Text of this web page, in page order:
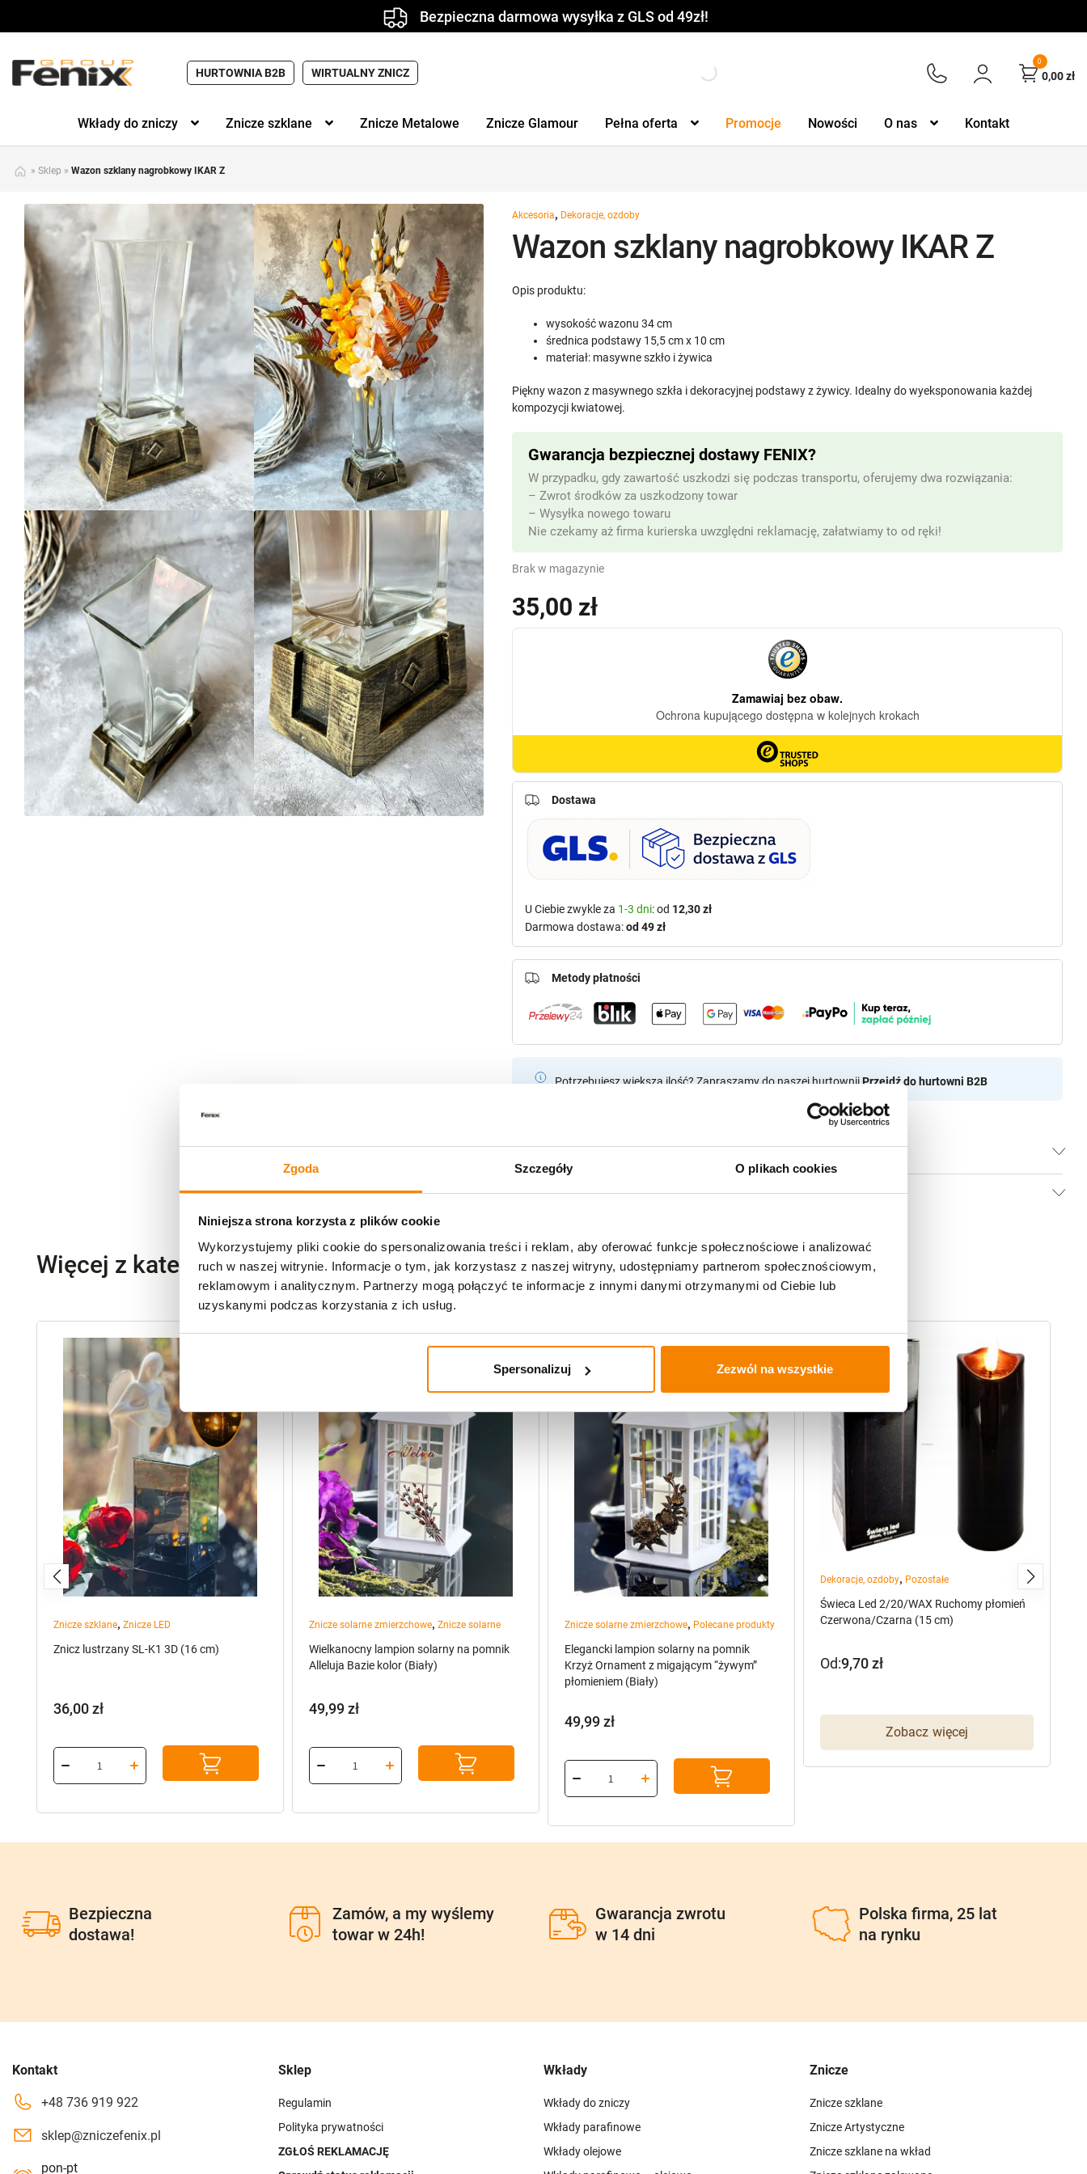
Zgoda Szczegóły O plikach cookies
Niniejsza strona korzysta z plików cookie
Wykorzystujemy pliki cookie do spersonalizowania treści i reklam, aby oferować funkcje społecznościowe i analizować
ruch w naszej witrynie. Informacje o tym, jak korzystasz z naszej witryny, udostępniamy partnerom społecznościowym,
reklamowym i analitycznym. Partnerzy mogą połączyć te informacje z innymi danymi otrzymanymi od Ciebie lub
uzyskanymi podczas korzystania z ich usług.
Spersonalizuj Zezwól na wszystkie
Bezpieczna darmowa wysyłka z GLS od 49zł!
HURTOWNIA B2B WIRTUALNY ZNICZ
0
0,00zł
Wkłady do zniczy Znicze szklane Znicze Metalowe Znicze Glamour Pełna oferta Promocje Nowości O nas Kontakt
» Sklep » Wazon szklany nagrobkowy IKAR Z
Akcesoria, Dekoracje, ozdoby
Wazon szklany nagrobkowy IKAR Z
35,00 zł
Opis produktu:
wysokość wazonu 34 cm
średnica podstawy 15,5 cm x 10 cm
materiał: masywne szkło i żywica
Piękny wazon z masywnego szkła i dekoracyjnej podstawy z żywicy. Idealny do wyeksponowania każdej
kompozycji kwiatowej.
Brak w magazynie
Gwarancja bezpiecznej dostawy FENIX?
W przypadku, gdy zawartość uszkodzi się podczas transportu, oferujemy dwa rozwiązania:
– Zwrot środków za uszkodzony towar
– Wysyłka nowego towaru
Nie czekamy aż firma kurierska uwzględni reklamację, załatwiamy to od ręki!
Potrzebujesz większą ilość? Zapraszamy do naszej hurtowniiPrzejdź do hurtowni B2B
Dostawa
U Ciebie zwykle za 1-3 dni: od 12,30 zł
Darmowa dostawa:od 49 zł
Metody płatności
Specyfikacja
Opinie klientów
Więcej z kategorii Akcesoria
Znicze szklane, Znicze LED
Znicz lustrzany SL-K1 3D (16 cm)
36,00zł
Znicze solarne zmierzchowe, Znicze solarne
Wielkanocny lampion solarny na pomnik
Alleluja Bazie kolor (Biały)
49,99zł
Znicze solarne zmierzchowe, Polecane produkty
Elegancki lampion solarny na pomnik
Krzyż Ornament z migającym “żywym”
płomieniem (Biały)
49,99zł
Dekoracje, ozdoby, Pozostałe
Świeca Led 2/20/WAX Ruchomy płomień
Czerwona/Czarna (15 cm)
Zobacz więcej
Od:9,70zł
Bezpieczna
dostawa!
Zamów, a my wyślemy
towar w 24h!
Gwarancja zwrotu
w 14 dni
Polska firma, 25 lat
na rynku
Kontakt
+48 736 919 922
sklep@zniczefenix.pl
pon-pt
Sklep
Regulamin
Polityka prywatności
ZGŁOŚ REKLAMACJĘ
Wkłady
Wkłady do zniczy
Wkłady parafinowe
Wkłady olejowe
Znicze
Znicze szklane
Znicze Artystyczne
Znicze szklane na wkład